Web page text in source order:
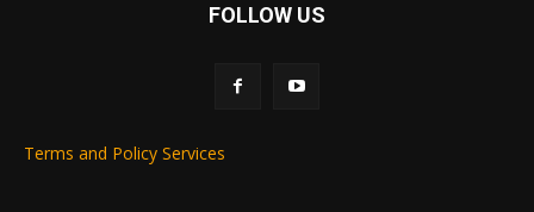
FOLLOW US
Terms and Policy Services